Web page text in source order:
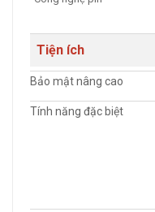
Tiện ích
Bảo mật nâng cao
Tính năng đặc biệt